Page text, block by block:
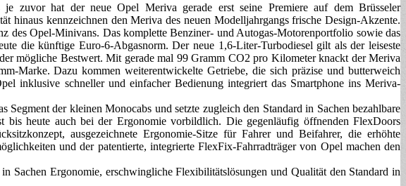
je zuvor hat der neue Opel Meriva gerade erst seine Premiere auf dem Brüsseler
hinaus kennzeichnen den Meriva des neuen Modelljahrgangs frische Design-Akzente.
des Opel-Minivans. Das komplette Benziner- und Autogas-Motorenportfolio sowie das
die künftige Euro-6-Abgasnorm. Der neue 1,6‑Liter-Turbodiesel gilt als der leiseste
mögliche Bestwert. Mit gerade mal 99 Gramm CO2 pro Kilometer knackt der Meriva
Marke. Dazu kommen weiterentwickelte Getriebe, die sich präzise und butterweich
inklusive schneller und einfacher Bedienung integriert das Smartphone ins Meriva-
der kleinen Monocabs und setzte zugleich den Standard in Sachen bezahlbare
heute auch bei der Ergonomie vorbildlich. Die gegenläufig öffnenden FlexDoors
ausgezeichnete Ergonomie-Sitze für Fahrer und Beifahrer, die erhöhte
und der patentierte, integrierte FlexFix-Fahrradträger von Opel machen den
Sachen Ergonomie, erschwingliche Flexibilitätslösungen und Qualität den Standard in